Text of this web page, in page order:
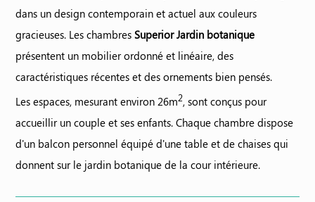
dans un design contemporain et actuel aux couleurs
gracieuses. Les chambresSuperior Jardin botanique
présentent un mobilier ordonné et linéaire, des
caractéristiques récentes et des ornements bien pensés.
Les espaces, mesurant environ 26m2, sont conçus pour
accueillir un couple et ses enfants. Chaque chambre dispose
d'un balcon personnel équipé d'une table et de chaises qui
donnent sur le jardin botanique de la cour intérieure.